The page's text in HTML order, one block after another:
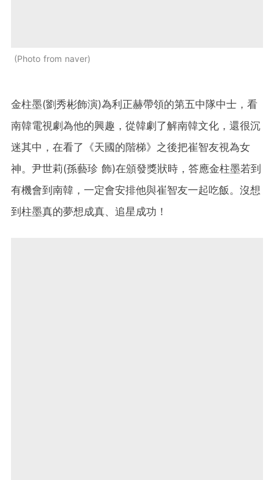
Photo from naver
金柱墨(劉秀彬飾演)為利正赫帶領的第五中隊中士，看
南韓電視劇為他的興趣，從韓劇了解南韓文化，還很沉
迷其中，在看了《天國的階梯》之後把崔智友視為女
神。尹世莉(孫藝珍 飾)在頒發獎狀時，答應金柱墨若到
有機會到南韓，一定會安排他與崔智友一起吃飯。沒想
到柱墨真的夢想成真、追星成功！